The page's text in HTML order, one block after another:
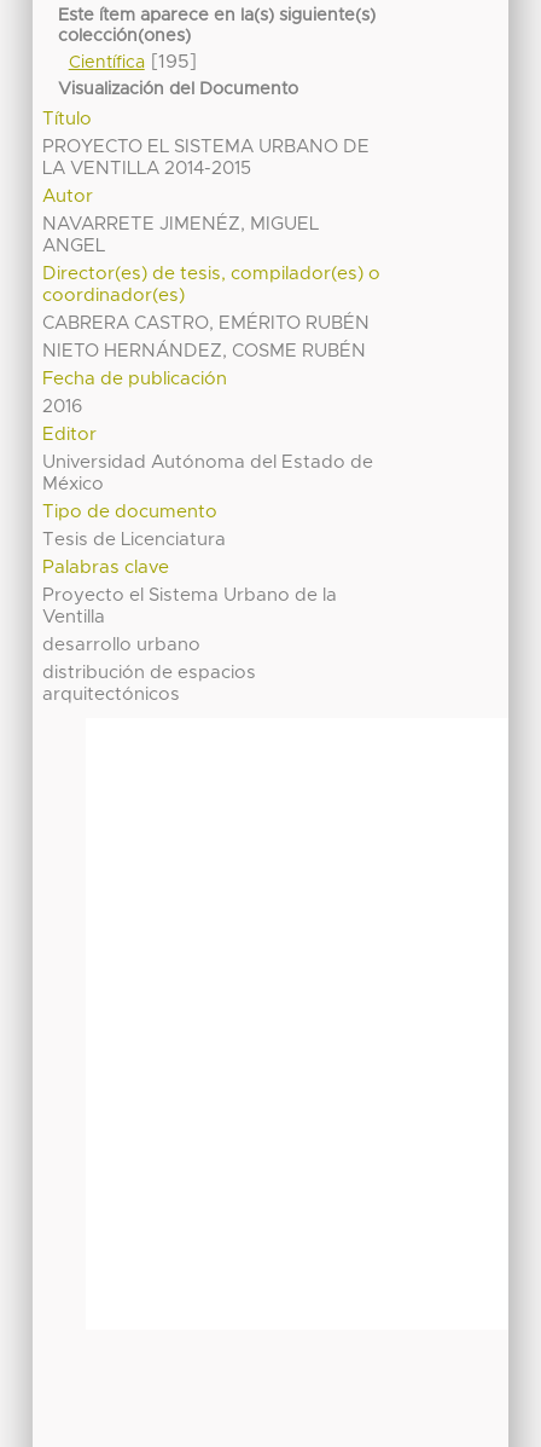
Este ítem aparece en la(s) siguiente(s)
colección(ones)
Científica[195]
Visualización del Documento
Título
PROYECTO EL SISTEMA URBANO DE
LA VENTILLA 2014-2015
Autor
NAVARRETE JIMENÉZ, MIGUEL
ANGEL
Director(es) de tesis, compilador(es) o
coordinador(es)
CABRERA CASTRO, EMÉRITO RUBÉN
NIETO HERNÁNDEZ, COSME RUBÉN
Fecha de publicación
2016
Editor
Universidad Autónoma del Estado de
México
Tipo de documento
Tesis de Licenciatura
Palabras clave
Proyecto el Sistema Urbano de la
Ventilla
desarrollo urbano
distribución de espacios
arquitectónicos